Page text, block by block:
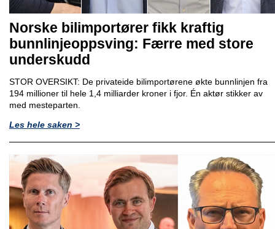
Norske bilimportører fikk kraftig
bunnlinjeoppsving: Færre med store
underskudd
STOR OVERSIKT: De privateide bilimportørene økte bunnlinjen fra
194 millioner til hele 1,4 milliarder kroner i fjor. Én aktør stikker av
med mesteparten.
Les hele saken >